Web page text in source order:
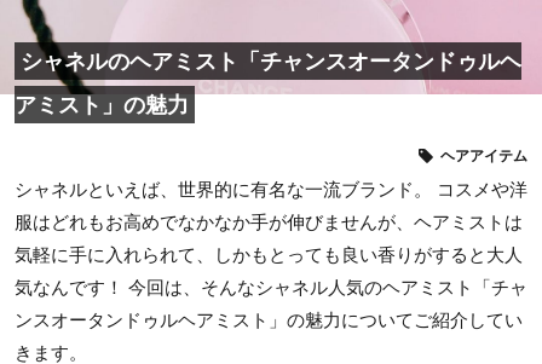
シャネルのヘアミスト「チャンスオータンドゥルヘ
アミスト」の魅力
ヘアアイテム
シャネルといえば、世界的に有名な一流ブランド。 コスメや洋
服はどれもお高めでなかなか手が伸びませんが、ヘアミストは
気軽に手に入れられて、しかもとっても良い香りがすると大人
気なんです！ 今回は、そんなシャネル人気のヘアミスト「チャ
ンスオータンドゥルヘアミスト」の魅力についてご紹介してい
きます。